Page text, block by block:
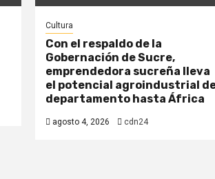
Cultura
Con el respaldo de la
Gobernación de Sucre,
emprendedora sucreña lleva
el potencial agroindustrial
departamento hasta África
agosto 4, 2026 cdn24